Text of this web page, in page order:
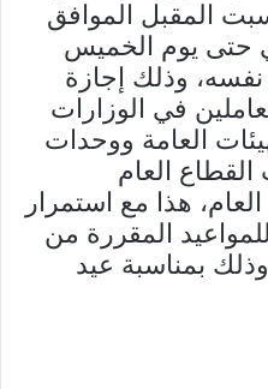
المقبل الموافق
حتى يوم الخميس
نفسه، وذلك إجازة
في الوزارات
العامة ووحدات
القطاع العام
هذا مع استمرار
المقررة من
بمناسبة عيد